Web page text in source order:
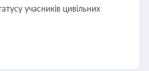
учасників цивільних